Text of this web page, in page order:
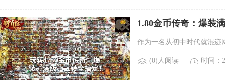
1.80金币传奇：爆装
作为一名从初中时代就混迹
(0)人阅读 时间：